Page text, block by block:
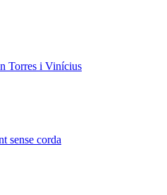
Torres i Vinícius
sense corda